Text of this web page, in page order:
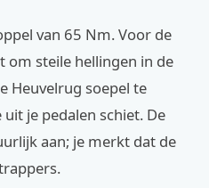
van 65 Nm. Voor de
om steile hellingen in de
Heuvelrug soepel te
je pedalen schiet. De
aan; je merkt dat de